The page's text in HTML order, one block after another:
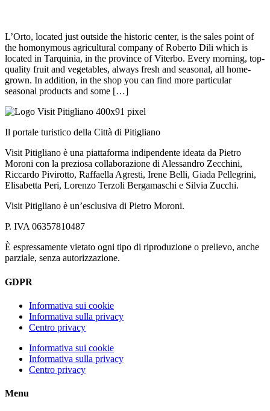
L’Orto, located just outside the historic center, is the sales point of
the homonymous agricultural company of Roberto Dili which is
located in Tarquinia, in the province of Viterbo. Every morning, top-
quality fruit and vegetables, always fresh and seasonal, all home-
grown. In addition, in the shop you can find more particular
seasonal products and some […]
Il portale turistico della Città di Pitigliano
Visit Pitigliano è una piattaforma indipendente ideata da Pietro
Moroni con la preziosa collaborazione di Alessandro Zecchini,
Riccardo Pivirotto, Raffaella Agresti, Irene Belli, Giada Pellegrini,
Elisabetta Peri, Lorenzo Terzoli Bergamaschi e Silvia Zucchi.
Visit Pitigliano è un’esclusiva di Pietro Moroni.
P. IVA 06357810487
È espressamente vietato ogni tipo di riproduzione o prelievo, anche
parziale, senza autorizzazione.
GDPR
Informativa sui cookie
Informativa sulla privacy
Centro privacy
Informativa sui cookie
Informativa sulla privacy
Centro privacy
Menu